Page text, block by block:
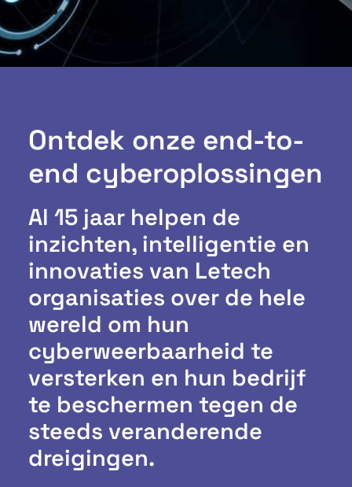
Ontdek onze end-to-
end cyberoplossingen
Al 15 jaar helpen de
inzichten, intelligentie en
innovaties van Letech
organisaties over de hele
wereld om hun
cyberweerbaarheid te
versterken en hun bedrijf
te beschermen tegen de
steeds veranderende
dreigingen.